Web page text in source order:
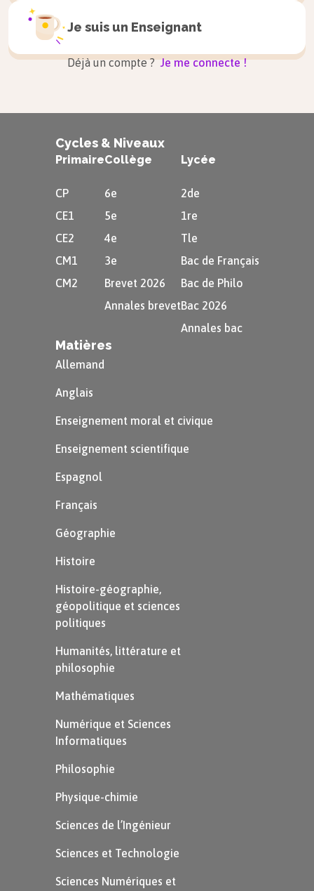
Chénier (héritier de la pensée des
Le romantisme et l’émancipation des
thèmes
Sujets privilégiés
: mort, nature,
amour, fuite du temps.
Poètes majeurs : Victor Hugo
Contemplations
Lamartine
( Méditations poétiques).
Assouplissement des règles
métriques
hétérométrique
Le symbolisme et la poésie en prose
Le Spleen de Paris
Claudel, Cendrars
Libération du vers : disparition des
rimes, importance du visuel et des
Calligrammes
images.
Poésie surréaliste
d’écriture (Breton, Éluard).
Poésie engagée
pendant la Résistance.
Poésie du quotidien
Paroles), Ponge (
Le Parti pris des
Je suis un Enseignant
Déjà un compte ? Je me connecte !
Cycles & Niveaux
Primaire
CP
CE1
CE2
CM1
CM2
Collège
6e
5e
4e
3e
Brevet 2026
Annales brevet
Lycée
2de
1re
Tle
Bac de Français
Bac de Philo
Bac 2026
Annales bac
Matières
Allemand
Anglais
Enseignement moral et civique
Enseignement scientifique
Espagnol
Français
Géographie
Histoire
Histoire-géographie,
géopolitique et sciences
politiques
Humanités, littérature et
philosophie
Mathématiques
Numérique et Sciences
Informatiques
Philosophie
Physique-chimie
Sciences de l’Ingénieur
Sciences et Technologie
Sciences Numériques et